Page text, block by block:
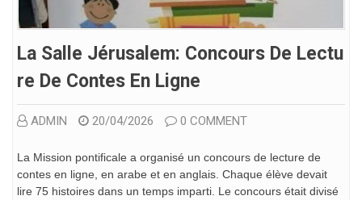
La Salle Jérusalem: Concours De Lectu
Re De Contes En Ligne
ADMIN 20/04/2026 0 COMMENT
La Mission pontificale a organisé un concours de lecture de
contes en ligne, en arabe et en anglais. Chaque élève devait
lire 75 histoires dans un temps imparti. Le concours était divisé